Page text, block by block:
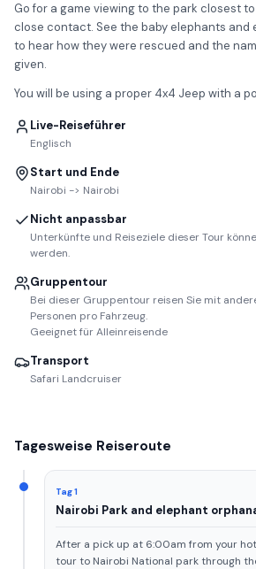
Go for a game viewing to the park closest
close contact. See the baby elephants and
to hear how they were rescued and the
given.
You will be using a proper 4x4 Jeep with a
Live-Reiseführer
Englisch
Start und Ende
Nairobi -> Nairobi
Nicht anpassbar
Unterkünfte und Reiseziele dieser Tour
werden.
Gruppentour
Bei dieser Gruppentour reisen Sie mit
Personen pro Fahrzeug.
Geeignet für Alleinreisende
Transport
Safari Landcruiser
Tagesweise Reiseroute
Tag 1
Nairobi Park and elephant
After a pick up at 6:00am from your
tour to Nairobi National park through